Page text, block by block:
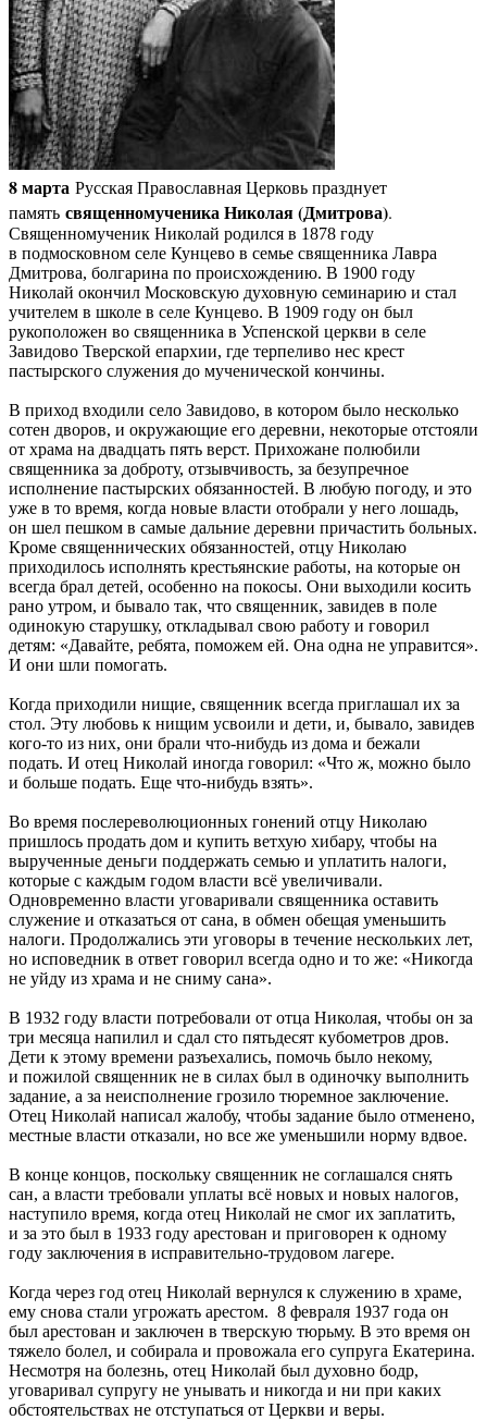
8 марта Русская Православная Церковь празднует
память священномученика Николая (Дмитрова).
Священномученик Николай родился в 1878 году
в подмосковном селе Кунцево в семье священника Лавра
Дмитрова, болгарина по происхождению. В 1900 году
Николай окончил Московскую духовную семинарию и стал
учителем в школе в селе Кунцево. В 1909 году он был
рукоположен во священника в Успенской церкви в селе
Завидово Тверской епархии, где терпеливо нес крест
пастырского служения до мученической кончины.
В приход входили село Завидово, в котором было несколько
сотен дворов, и окружающие его деревни, некоторые отстояли
от храма на двадцать пять верст. Прихожане полюбили
священника за доброту, отзывчивость, за безупречное
исполнение пастырских обязанностей. В любую погоду, и это
уже в то время, когда новые власти отобрали у него лошадь,
он шел пешком в самые дальние деревни причастить больных.
Кроме священнических обязанностей, отцу Николаю
приходилось исполнять крестьянские работы, на которые он
всегда брал детей, особенно на покосы. Они выходили косить
рано утром, и бывало так, что священник, завидев в поле
одинокую старушку, откладывал свою работу и говорил
детям: «Давайте, ребята, поможем ей. Она одна не управится».
И они шли помогать.
Когда приходили нищие, священник всегда приглашал их за
стол. Эту любовь к нищим усвоили и дети, и, бывало, завидев
кого-то из них, они брали что-нибудь из дома и бежали
подать. И отец Николай иногда говорил: «Что ж, можно было
и больше подать. Еще что-нибудь взять».
Во время послереволюционных гонений отцу Николаю
пришлось продать дом и купить ветхую хибару, чтобы на
вырученные деньги поддержать семью и уплатить налоги,
которые с каждым годом власти всё увеличивали.
Одновременно власти уговаривали священника оставить
служение и отказаться от сана, в обмен обещая уменьшить
налоги. Продолжались эти уговоры в течение нескольких лет,
но исповедник в ответ говорил всегда одно и то же: «Никогда
не уйду из храма и не сниму сана».
В 1932 году власти потребовали от отца Николая, чтобы он за
три месяца напилил и сдал сто пятьдесят кубометров дров.
Дети к этому времени разъехались, помочь было некому,
и пожилой священник не в силах был в одиночку выполнить
задание, а за неисполнение грозило тюремное заключение.
Отец Николай написал жалобу, чтобы задание было отменено,
местные власти отказали, но все же уменьшили норму вдвое.
В конце концов, поскольку священник не соглашался снять
сан, а власти требовали уплаты всё новых и новых налогов,
наступило время, когда отец Николай не смог их заплатить,
и за это был в 1933 году арестован и приговорен к одному
году заключения в исправительно-трудовом лагере.
Когда через год отец Николай вернулся к служению в храме,
ему снова стали угрожать арестом. 8 февраля 1937 года он
был арестован и заключен в тверскую тюрьму. В это время он
тяжело болел, и собирала и провожала его супруга Екатерина.
Несмотря на болезнь, отец Николай был духовно бодр,
уговаривал супругу не унывать и никогда и ни при каких
обстоятельствах не отступаться от Церкви и веры.